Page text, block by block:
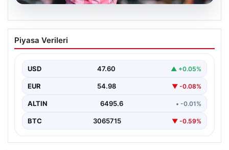
06.08.2026
Dünya Kupası rüzgârı sürüyor: Messi
Inter Miami’nin geri dönüşünü başlattı
karşısında geriye düştüğü bir mücadelede sahadan…
Piyasa Verileri
USD 47.60 ▲ +0.05%
EUR 54.98 ▼ -0.08%
ALTIN 6495.6 • -0.01%
BTC 3065715 ▼ -0.59%